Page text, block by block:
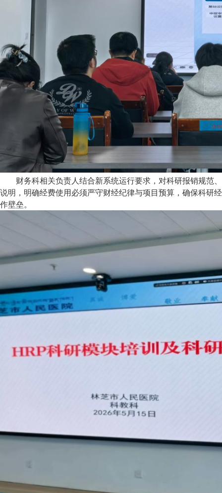
财务科相关负责人结合新系统运行要求，对科研报销规范
说明，明确经费使用必须严守财经纪律与项目预算，确保科研
作壁垒。